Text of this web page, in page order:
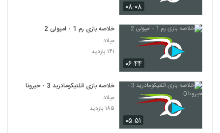
۰۸:۰۸
۰۶:۴۴
خلاصه بازی رم 1 - امپولی 2
میلاد
۱۴۱ بازدید
۰۵:۵۱
خلاصه بازی اتلتیکومادرید 3 - خیرونا 0
میلاد
۱۸۵ بازدید